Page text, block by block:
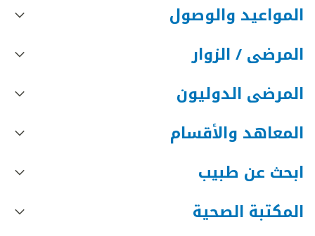
المواعيد والوصول
المرضى / الزوار
المرضى الدوليون
المعاهد والأقسام
ابحث عن طبيب
المكتبة الصحية